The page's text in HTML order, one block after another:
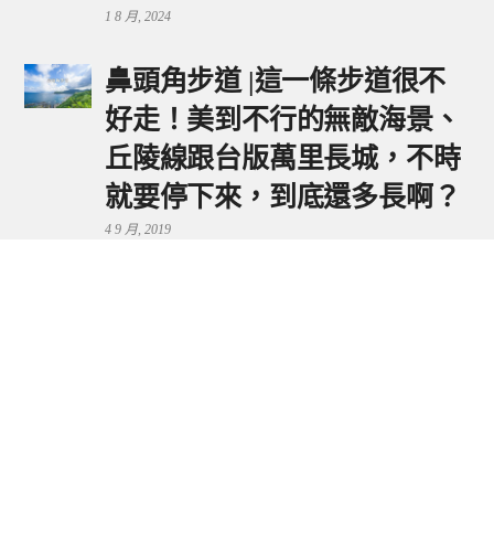
1 8 月, 2024
鼻頭角步道 |這一條步道很不
好走！美到不行的無敵海景、
丘陵線跟台版萬里長城，不時
就要停下來，到底還多長啊？
4 9 月, 2019